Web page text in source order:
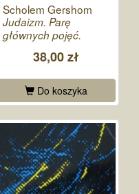
Scholem Gershom
Judaizm. Parę
głównych pojęć.
38,00 zł
Do koszyka